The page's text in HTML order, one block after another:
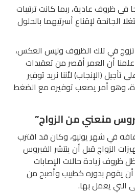
في ظروف عادية، ربما كانت ترتيبات
الجائحة لإقناع أسرتيهما بالحلول
تزوج في تلك الظروف وليس العكس،
أن العمر أقصر من تعقيدات
تأجيل (الإنجاب) لأننا نريد توفير
وهو أمر يصعب توفيره مع الضغط
منعني من الزواج”
في شهر يوليو، وكان قد اقترب
الزواج قبل أن ينتشر الفيروس
زيادة حالات الإصابات
أن يقوم بدوره كطبيب وأصبح من
التي يعمل بها.